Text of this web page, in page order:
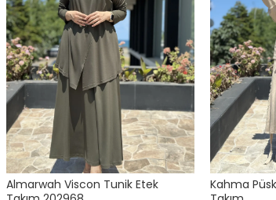
Almarwah Viscon Tunik Etek
Kahma